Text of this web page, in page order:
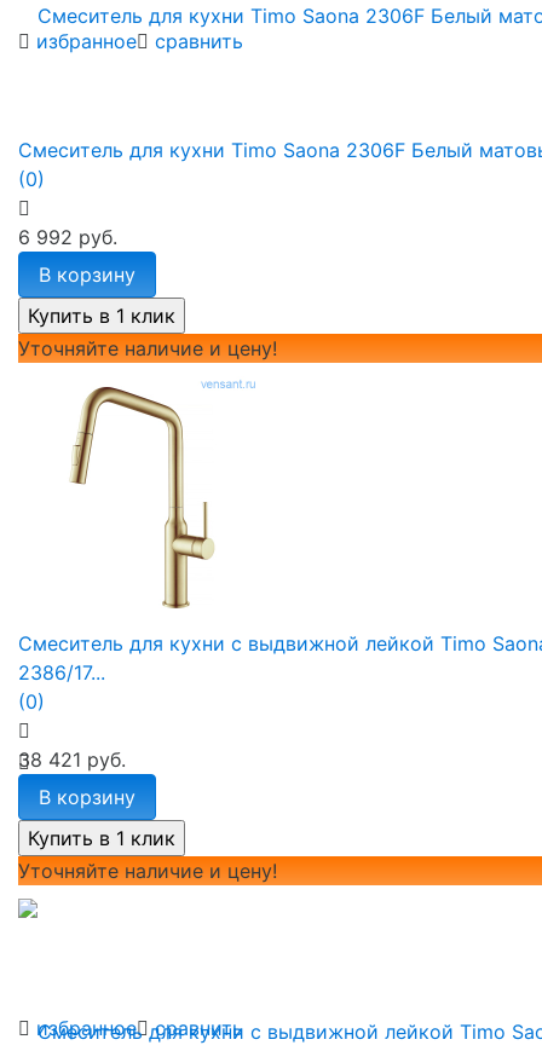
избранное сравнить
сравнить
Смеситель для кухни Timo Saona 2306F Белый
(0)
6 992 руб.
В корзину
Уточняйте наличие и цену!
избранное сравнить
Смеситель для кухни с выдвижной лейкой Timo
2386/17...
(0)
38 421 руб.
В корзину
Уточняйте наличие и цену!